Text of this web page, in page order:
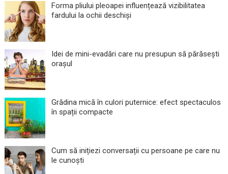
Forma pliului pleoapei influențează vizibilitatea
fardului la ochii deschiși
Idei de mini-evadări care nu presupun să părăsești
orașul
Grădina mică în culori puternice: efect spectaculos
în spații compacte
Cum să inițiezi conversații cu persoane pe care nu
le cunoști